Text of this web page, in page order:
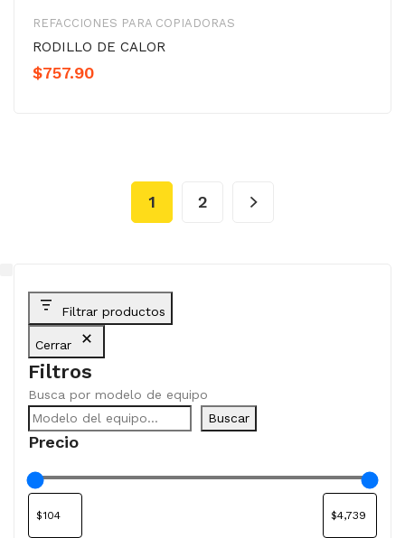
REFACCIONES PARA COPIADORAS
RODILLO DE CALOR
$757.90
1 2
Filtrar productos
Cerrar
Filtros
Busca por modelo de equipo
Buscar
Precio